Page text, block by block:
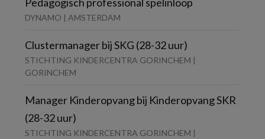
DYNAMO | AMSTERDAM
Clustermanager bij SKG (28-32 uur)
STICHTING KINDERCENTRA GORINCHEM |
GORINCHEM
Manager Kinderopvang bij Kinderopvang SKR
(28-32 uur)
STICHTING KINDERCENTRA GORINCHEM |